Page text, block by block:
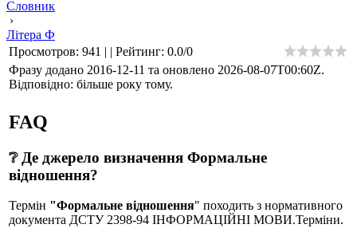
Словник
›
Літера Ф
Просмотров: 941 | | Рейтинг: 0.0/0
Фразу додано 2016-12-11 та оновлено 2026-08-07T00:60Z.
Відповідно: більше року тому.
FAQ
❔ Де джерело визначення Формальне
відношення?
Термін "Формальне відношення" походить з нормативного
документа ДСТУ 2398-94 ІНФОРМАЦІЙНІ МОВИ.Терміни.